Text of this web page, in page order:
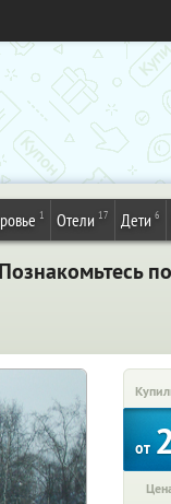
1 Отели 17 Дети 6
от